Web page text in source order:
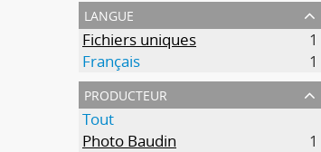
langue
Fichiers uniques
1
Français
1
producteur
Tout
Photo Baudin
1